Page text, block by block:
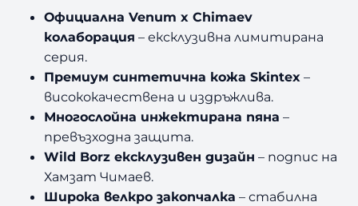
Официална Venum x Chimaev
колаборация – ексклузивна лимитирана
серия.
Премиум синтетична кожа Skintex –
висококачествена и издръжлива.
Многослойна инжектирана пяна –
превъзходна защита.
Wild Borz ексклузивен дизайн – подпис на
Хамзат Чимаев.
Широка велкро закопчалка – стабилна